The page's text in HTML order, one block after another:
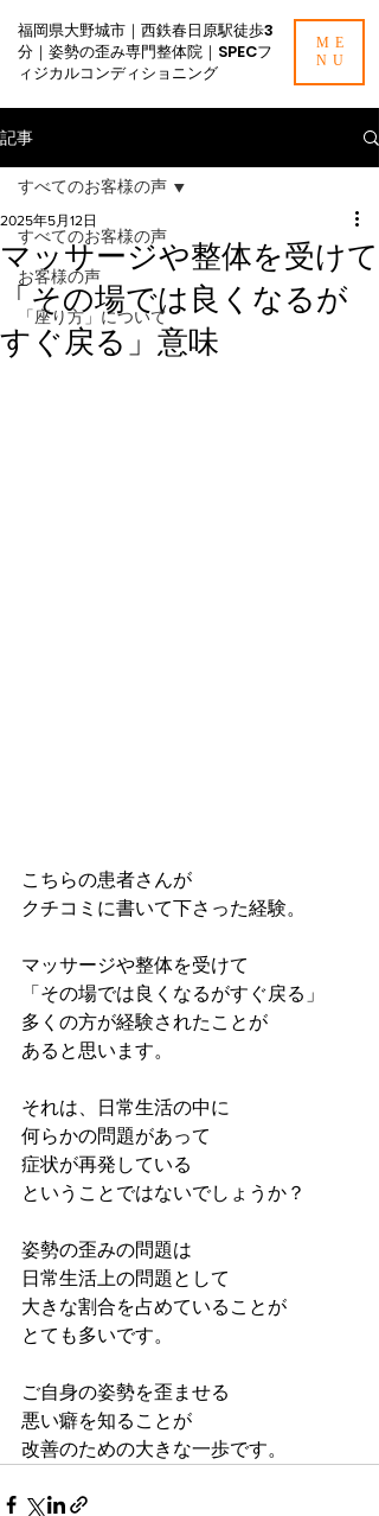
福岡県大野城市｜西鉄春日原駅徒歩3
分｜姿勢の歪み専門整体院｜SPECフ
ィジカルコンディショニング
ME
NU
記事
すべてのお客様の声
お客様の声
「座り方」について
すべてのお客様の声
マッサージや整体を受けて
「その場では良くなるが
すぐ戻る」意味
2025年5月12日
こちらの患者さんが
クチコミに書いて下さった経験。
マッサージや整体を受けて
「その場では良くなるがすぐ戻る」
多くの方が経験されたことが
あると思います。
それは、日常生活の中に
何らかの問題があって
症状が再発している
ということではないでしょうか？
姿勢の歪みの問題は
日常生活上の問題として
大きな割合を占めていることが
とても多いです。
ご自身の姿勢を歪ませる
悪い癖を知ることが
改善のための大きな一歩です。